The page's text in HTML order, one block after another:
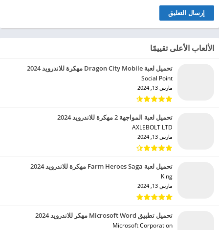
الألعاب الأعلى تقييمًا
تحميل لعبة Dragon City Mobile مهكرة للاندرويد 2024
Social Point‏
مارس 13, 2024
تحميل لعبة المواجهة 2 مهكرة للاندرويد 2024
AXLEBOLT LTD‏
مارس 13, 2024
تحميل لعبة Farm Heroes Saga مهكرة للاندرويد 2024
King‏
مارس 13, 2024
تحميل تطبيق Microsoft Word مهكر للاندرويد 2024
Microsoft Corporation‏